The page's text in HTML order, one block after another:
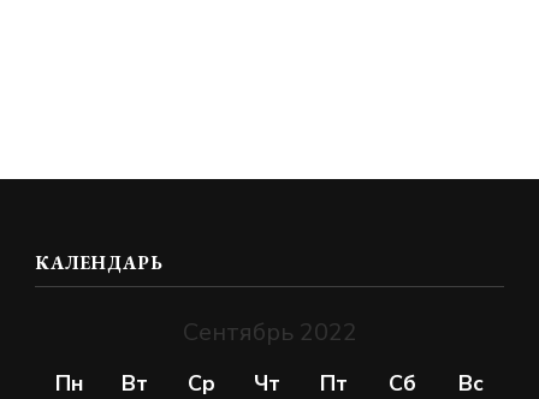
КАЛЕНДАРЬ
Сентябрь 2022
Пн Вт Ср Чт Пт Сб Вс